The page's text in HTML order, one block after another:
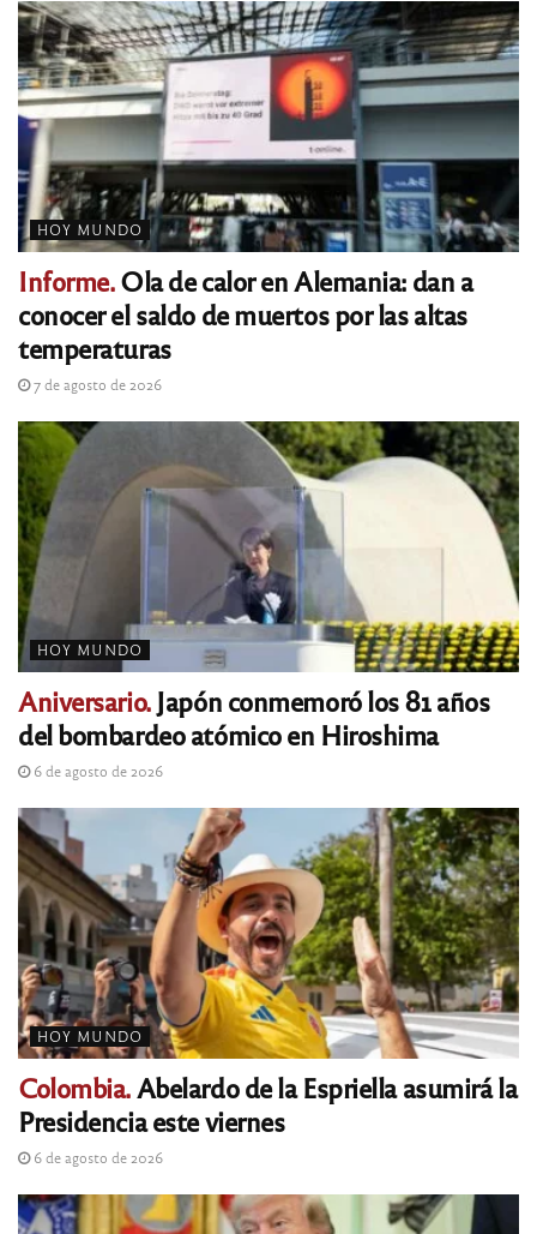
HOY MUNDO
Informe.Ola de calor en Alemania: dan a
conocer el saldo de muertos por las altas
temperaturas
7 de agosto de 2026
HOY MUNDO
Aniversario.Japón conmemoró los 81 años
del bombardeo atómico en Hiroshima
6 de agosto de 2026
HOY MUNDO
Colombia.Abelardo de la Espriella asumirá la
Presidencia este viernes
6 de agosto de 2026